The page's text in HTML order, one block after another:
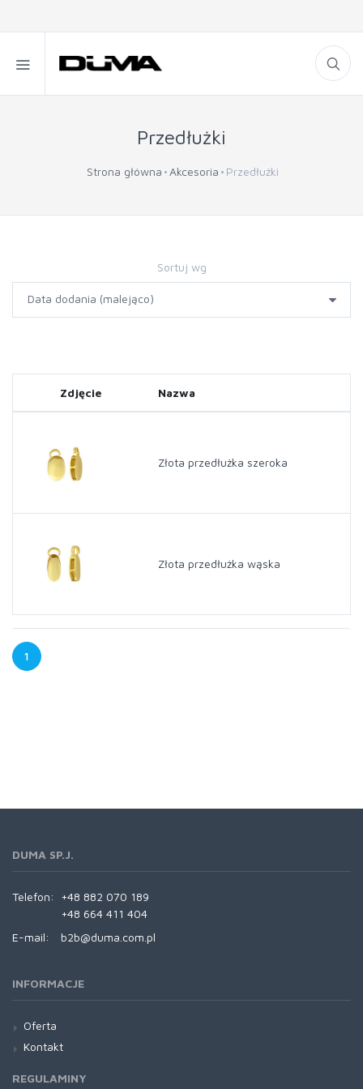
Przedłużki
Strona główna Akcesoria Przedłużki
Sortuj wg
Zdjęcie Nazwa
Złota przedłużka szeroka
Złota przedłużka wąska
1
DUMA SP.J.
Telefon:
+48 882 070 189
+48 664 411 404
E-mail:
b2b@duma.com.pl
INFORMACJE
Oferta
Kontakt
REGULAMINY